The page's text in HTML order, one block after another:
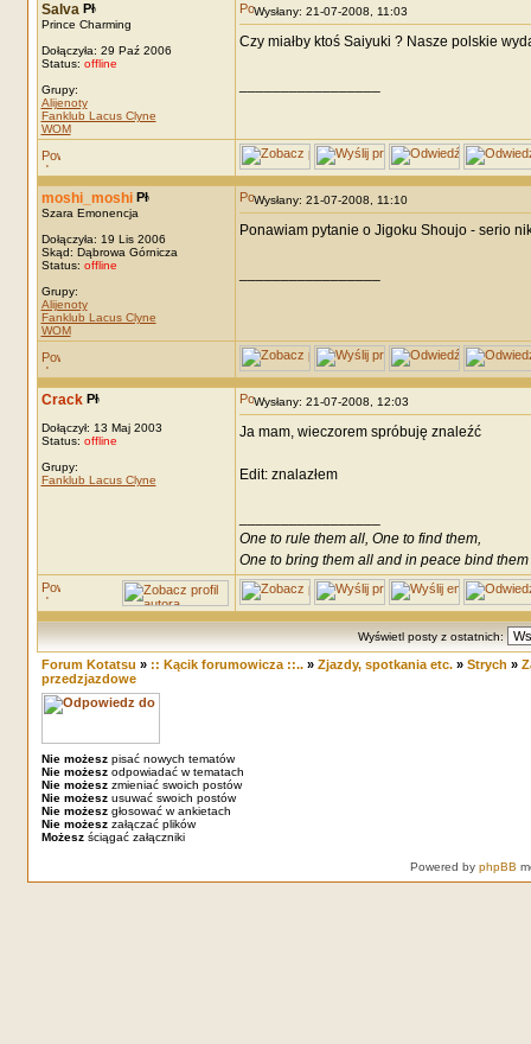
Salva
Prince Charming
Dołączyła: 29 Paź 2006
Status: offline
Grupy:
Alijenoty
Fanklub Lacus Clyne
WOM
Wysłany: 21-07-2008, 11:03
Czy miałby ktoś Saiyuki ? Nasze polskie
moshi_moshi
Szara Emonencja
Dołączyła: 19 Lis 2006
Skąd: Dąbrowa Górnicza
Status: offline
Grupy:
Alijenoty
Fanklub Lacus Clyne
WOM
Wysłany: 21-07-2008, 11:10
Ponawiam pytanie o Jigoku Shoujo - serio
Crack
Dołączył: 13 Maj 2003
Status: offline
Grupy:
Fanklub Lacus Clyne
Wysłany: 21-07-2008, 12:03
Ja mam, wieczorem spróbuję znaleźć
Edit: znalazłem
One to rule them all, One to find them,
One to bring them all and in peace bind them
Wyświetl posty z ostatnich:
Forum Kotatsu » :: Kącik forumowicza ::..» Zjazdy, spotkania etc.» Strych »
przedzjazdowe
Nie możeszpisać nowych tematów
Nie możeszodpowiadać w tematach
Nie możeszzmieniać swoich postów
Nie możeszusuwać swoich postów
Nie możeszgłosować w ankietach
Nie możeszzałączać plików
Możeszściągać załączniki
Powered by phpBB